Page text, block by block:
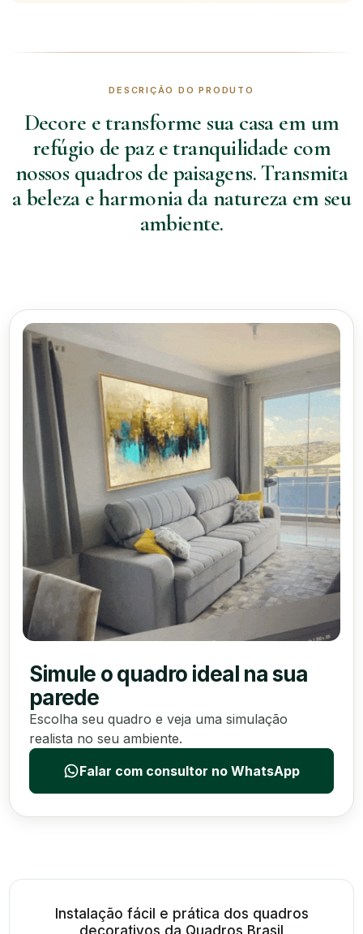
DESCRIÇÃO DO PRODUTO
Decore e transforme sua casa em um
refúgio de paz e tranquilidade com
nossos quadros de paisagens. Transmita
a beleza e harmonia da natureza em seu
ambiente.
Simule o quadro ideal na sua
parede
Escolha seu quadro e veja uma simulação
realista no seu ambiente.
Falar com consultor no WhatsApp
Instalação fácil e prática dos quadros